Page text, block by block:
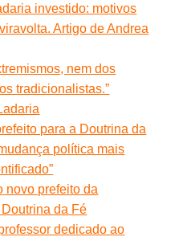
investido: motivos
Artigo de Andrea
nem dos
tradicionalistas.”
para a Doutrina da
política mais
novo prefeito da
da Fé
dedicado ao